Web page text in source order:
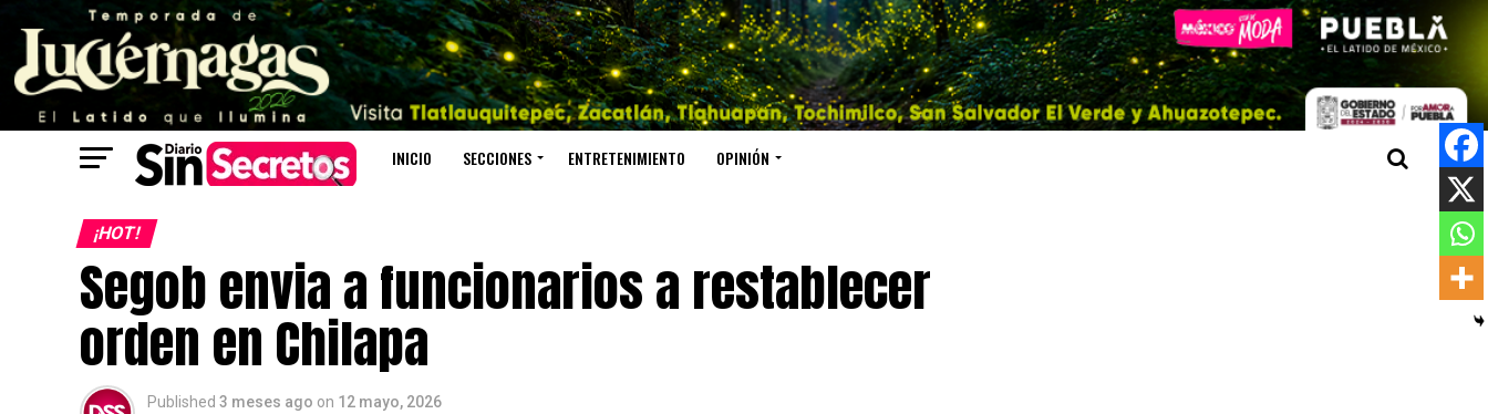
INICIO SECCIONES ENTRETENIMIENTO OPINIÓN
¡HOT!
Segob envia a funcionarios a restablecer
orden en Chilapa
Published 3 meses ago on 12 mayo, 2026